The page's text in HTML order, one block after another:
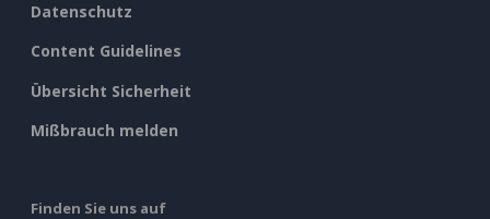
Datenschutz
Content Guidelines
Übersicht Sicherheit
Mißbrauch melden
Finden Sie uns auf